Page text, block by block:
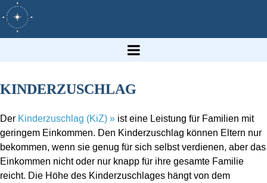
KINDERZUSCHLAG
Der Kinderzuschlag (KiZ) » ist eine Leistung für Familien mit
geringem Einkommen. Den Kinderzuschlag können Eltern nur
bekommen, wenn sie genug für sich selbst verdienen, aber das
Einkommen nicht oder nur knapp für ihre gesamte Familie
reicht. Die Höhe des Kinderzuschlages hängt von dem